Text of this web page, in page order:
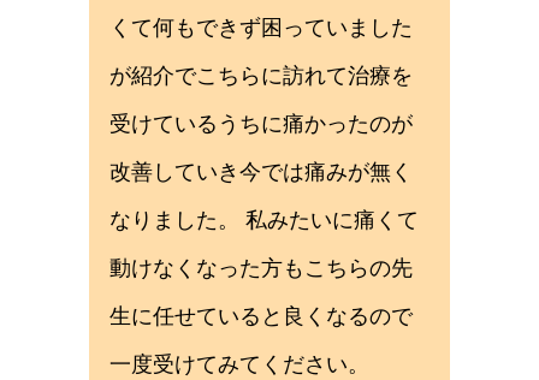
くて何もできず困っていました
が紹介でこちらに訪れて治療を
受けているうちに痛かったのが
改善していき今では痛みが無く
なりました。 私みたいに痛くて
動けなくなった方もこちらの先
生に任せていると良くなるので
一度受けてみてください。